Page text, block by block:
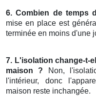
6. Combien de temps
mise en place est
terminée en moins d'une
7. L'isolation change-t-
maison ? Non,
l'intérieur, donc
maison reste inchangée.